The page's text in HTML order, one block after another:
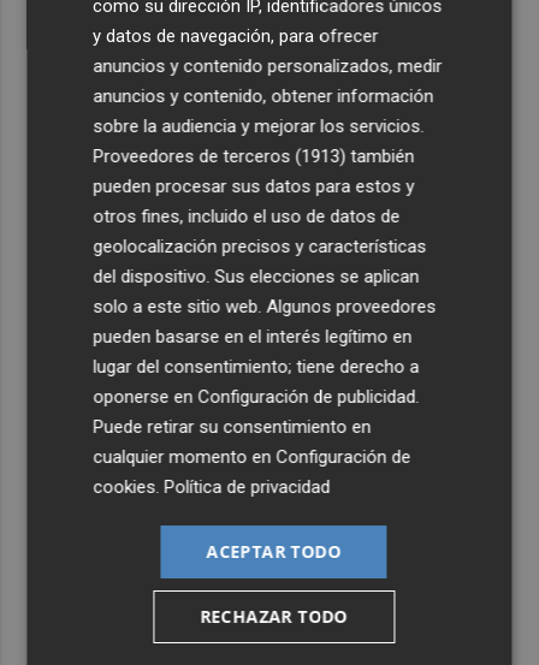
como su dirección IP, identificadores únicos
y datos de navegación, para ofrecer
anuncios y contenido personalizados, medir
anuncios y contenido, obtener información
sobre la audiencia y mejorar los servicios.
Proveedores de terceros (1913) también
pueden procesar sus datos para estos y
otros fines, incluido el uso de datos de
geolocalización precisos y características
del dispositivo. Sus elecciones se aplican
solo a este sitio web. Algunos proveedores
pueden basarse en el interés legítimo en
lugar del consentimiento; tiene derecho a
oponerse enConfiguración de publicidad
Puede retirar su consentimiento en
cualquier momento enConfiguración de
cookies .Política de privacidad
ACEPTAR TODO
RECHAZAR TODO